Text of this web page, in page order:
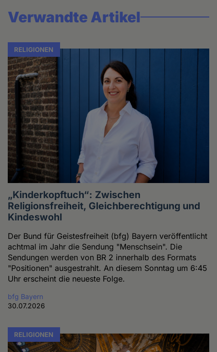
Verwandte Artikel
RELIGIONEN
„Kinderkopftuch“: Zwischen
Religionsfreiheit, Gleichberechtigung und
Kindeswohl
Der Bund für Geistesfreiheit (bfg) Bayern veröffentlicht
achtmal im Jahr die Sendung "Menschsein". Die
Sendungen werden von BR 2 innerhalb des Formats
"Positionen" ausgestrahlt. An diesem Sonntag um 6:45
Uhr erscheint die neueste Folge.
bfg Bayern
30.07.2026
RELIGIONEN